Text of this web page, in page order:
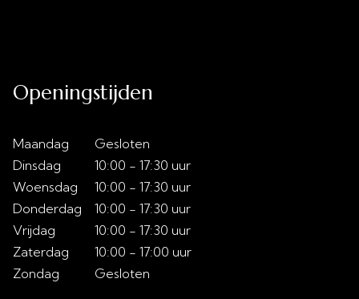
Openingstijden
Maandag
Dinsdag
Woensdag
Donderdag
Vrijdag
Zaterdag
Zondag
Gesloten
10:00 - 17:30 uur
10:00 - 17:30 uur
10:00 - 17:30 uur
10:00 - 17:30 uur
10:00 - 17:00 uur
Gesloten